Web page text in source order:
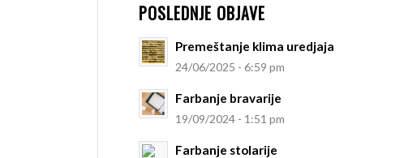
POSLEDNJE OBJAVE
Premeštanje klima uredjaja
24/06/2025 - 6:59 pm
Farbanje bravarije
19/09/2024 - 1:51 pm
Farbanje stolarije